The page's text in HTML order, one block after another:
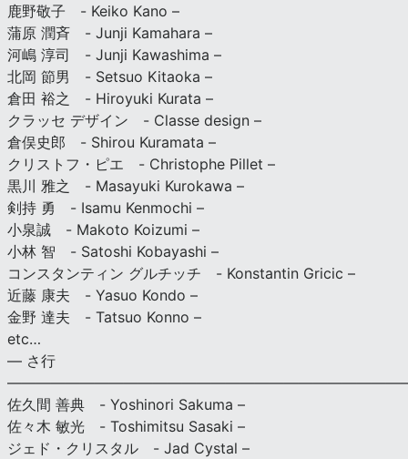
鹿野敬子 - Keiko Kano –
蒲原 潤斉 - Junji Kamahara –
河嶋 淳司 - Junji Kawashima –
北岡 節男 - Setsuo Kitaoka –
倉田 裕之 - Hiroyuki Kurata –
クラッセ デザイン - Classe design –
倉俣史郎 - Shirou Kuramata –
クリストフ・ピエ - Christophe Pillet –
黒川 雅之 - Masayuki Kurokawa –
剣持 勇 - Isamu Kenmochi –
小泉誠 - Makoto Koizumi –
小林 智 - Satoshi Kobayashi –
コンスタンティン グルチッチ - Konstantin Gricic –
近藤 康夫 - Yasuo Kondo –
金野 達夫 - Tatsuo Konno –
etc…
— さ行
佐久間 善典 - Yoshinori Sakuma –
佐々木 敏光 - Toshimitsu Sasaki –
ジェド・クリスタル - Jad Cystal –